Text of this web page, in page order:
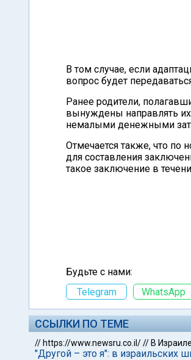
В том случае, если
вопрос будет
Ранее родители,
вынуждены направлять их
немалыми денежными
Отмечается также, что по
для составления
такое заключение в
Будьте с нами:
Telegram
WhatsApp
ССЫЛКИ ПО ТЕМЕ
// https://www.newsru.co.il/// В Израиле
"Другой – это я": в израильских